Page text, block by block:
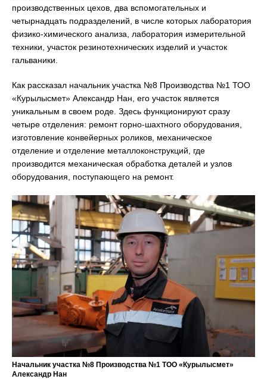
производственных цехов, два вспомогательных и
четырнадцать подразделений, в числе которых лаборатория
физико-химического анализа, лаборатория измерительной
техники, участок резинотехнических изделий и участок
гальваники.
Как рассказал начальник участка №8 Производства №1 ТОО
«Курылысмет» Александр Нан, его участок является
уникальным в своем роде. Здесь функционируют сразу
четыре отделения: ремонт горно-шахтного оборудования,
изготовление конвейерных роликов, механическое
отделение и отделение металлоконструкций, где
производится механическая обработка деталей и узлов
оборудования, поступающего на ремонт.
Начальник участка №8 Производства №1 ТОО «Курылысмет»
Александр Нан